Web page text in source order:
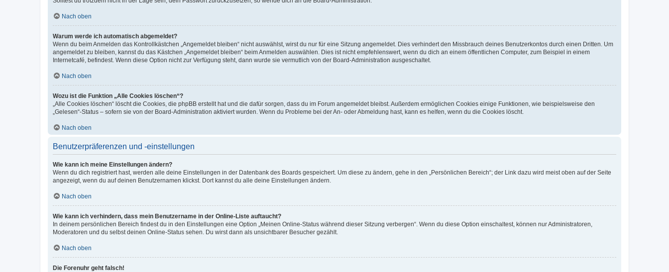
Nach oben
Warum werde ich automatisch abgemeldet?
Wenn du beim Anmelden das Kontrollkästchen „Angemeldet bleiben“ nicht auswählst, wirst du nur für eine Sitzung angemeldet. Dies verhindert den Missbrauch deines Benutzerkontos durch einen Dritten. Um
angemeldet zu bleiben, kannst du das Kästchen „Angemeldet bleiben“ beim Anmelden auswählen. Dies ist nicht empfehlenswert, wenn du dich an einem öffentlichen Computer, zum Beispiel in einem
Internetcafé, befindest. Wenn diese Option nicht zur Verfügung steht, dann wurde sie vermutlich von der Board-Administration ausgeschaltet.
Nach oben
Wozu ist die Funktion „Alle Cookies löschen“?
„Alle Cookies löschen“ löscht die Cookies, die phpBB erstellt hat und die dafür sorgen, dass du im Forum angemeldet bleibst. Außerdem ermöglichen Cookies einige Funktionen, wie beispielsweise den
„Gelesen“-Status – sofern sie von der Board-Administration aktiviert wurden. Wenn du Probleme bei der An- oder Abmeldung hast, kann es helfen, wenn du die Cookies löscht.
Nach oben
Benutzerpräferenzen und -einstellungen
Wie kann ich meine Einstellungen ändern?
Wenn du dich registriert hast, werden alle deine Einstellungen in der Datenbank des Boards gespeichert. Um diese zu ändern, gehe in den „Persönlichen Bereich“; der Link dazu wird meist oben auf der Seite
angezeigt, wenn du auf deinen Benutzernamen klickst. Dort kannst du alle deine Einstellungen ändern.
Nach oben
Wie kann ich verhindern, dass mein Benutzername in der Online-Liste auftaucht?
In deinem persönlichen Bereich findest du in den Einstellungen eine Option „Meinen Online-Status während dieser Sitzung verbergen“. Wenn du diese Option einschaltest, können nur Administratoren,
Moderatoren und du selbst deinen Online-Status sehen. Du wirst dann als unsichtbarer Besucher gezählt.
Nach oben
Die Forenuhr geht falsch!